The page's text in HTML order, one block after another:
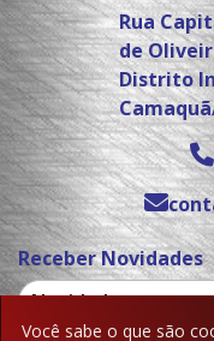
Você sabe o que são
Rua
de
Distrito
Receber Novidades